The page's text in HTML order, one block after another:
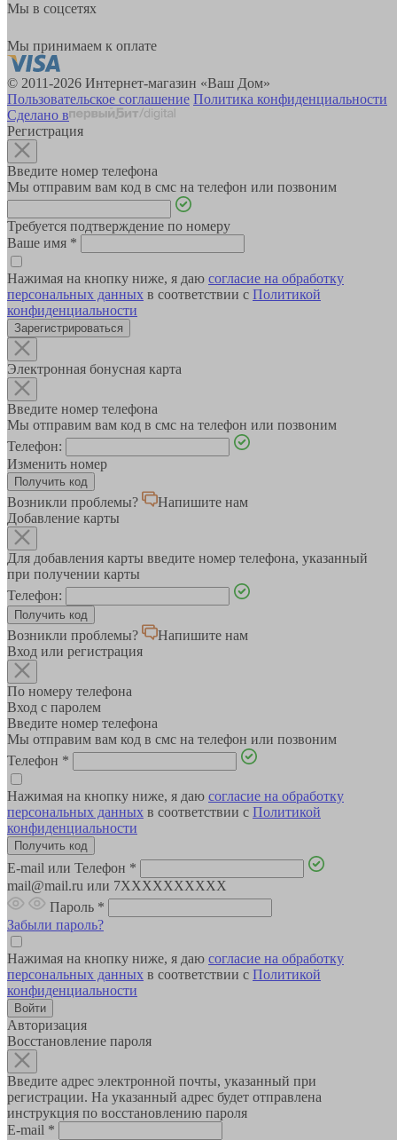
Мы в соцсетях
Мы принимаем к оплате
© 2011-2026 Интернет-магазин «Ваш Дом»
Пользовательское соглашение Политика конфиденциальности
Сделано в
Регистрация
Введите номер телефона
Мы отправим вам код в смс на телефон или позвоним
Требуется подтверждение по номеру
Ваше имя *
Нажимая на кнопку ниже, я даю согласие на обработку
персональных данных в соответствии с Политикой
конфиденциальности
Зарегистрироваться
Электронная бонусная карта
Введите номер телефона
Мы отправим вам код в смс на телефон или позвоним
Телефон:
Изменить номер
Возникли проблемы?
Напишите нам
Добавление карты
Для добавления карты введите номер телефона, указанный
при получении карты
Телефон:
Возникли проблемы?
Напишите нам
Вход или регистрация
По номеру телефона
Вход с паролем
Введите номер телефона
Мы отправим вам код в смс на телефон или позвоним
Телефон *
Нажимая на кнопку ниже, я даю согласие на обработку
персональных данных в соответствии с Политикой
конфиденциальности
E-mail или Телефон *
mail@mail.ru или 7XXXXXXXXXX
Пароль *
Забыли пароль?
Нажимая на кнопку ниже, я даю согласие на обработку
персональных данных в соответствии с Политикой
конфиденциальности
Авторизация
Восстановление пароля
Введите адрес электронной почты, указанный при
регистрации. На указанный адрес будет отправлена
инструкция по восстановлению пароля
E-mail *